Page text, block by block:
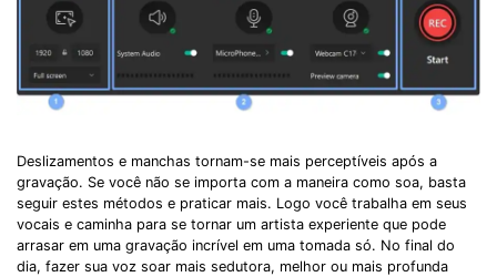
Deslizamentos e manchas tornam-se mais perceptíveis após a
gravação. Se você não se importa com a maneira como soa, basta
seguir estes métodos e praticar mais. Logo você trabalha em seus
vocais e caminha para se tornar um artista experiente que pode
arrasar em uma gravação incrível em uma tomada só. No final do
dia, fazer sua voz soar mais sedutora, melhor ou mais profunda